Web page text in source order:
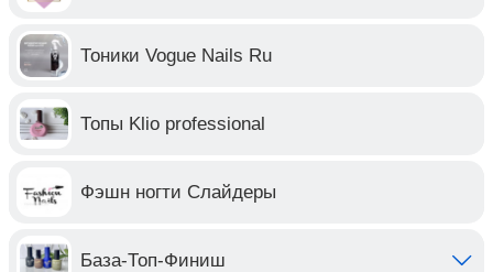
Тоники Vogue Nails Ru
Топы Klio professional
Фэшн ногти Слайдеры
База-Топ-Финиш